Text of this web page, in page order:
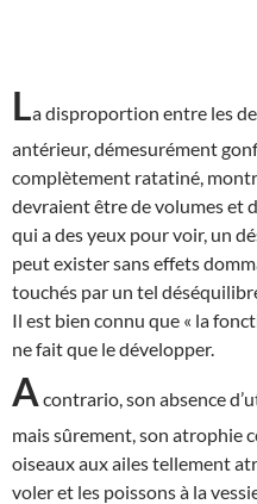
La disproportion entre les
antérieur, démesurément
complètement ratatiné,
devraient être de volumes et
qui a des yeux pour voir, un
peut exister sans effets
touchés par un tel
Il est bien connu que « la
ne fait que le développer.
A contrario, son absence
mais sûrement, son atrophie
oiseaux aux ailes tellement
voler et les poissons à la